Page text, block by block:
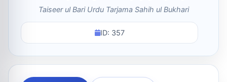
Taiseer ul Bari Urdu Tarjama Sahih ul Bukhari
ID: 357